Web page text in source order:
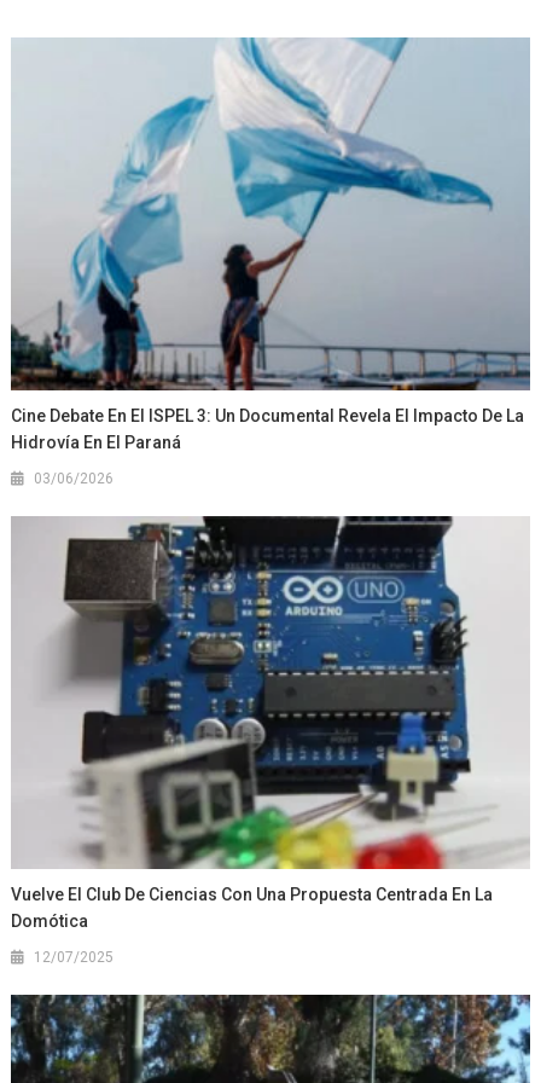
Cine Debate En El ISPEL 3: Un Documental Revela El Impacto De La
Hidrovía En El Paraná
03/06/2026
Vuelve El Club De Ciencias Con Una Propuesta Centrada En La
Domótica
12/07/2025